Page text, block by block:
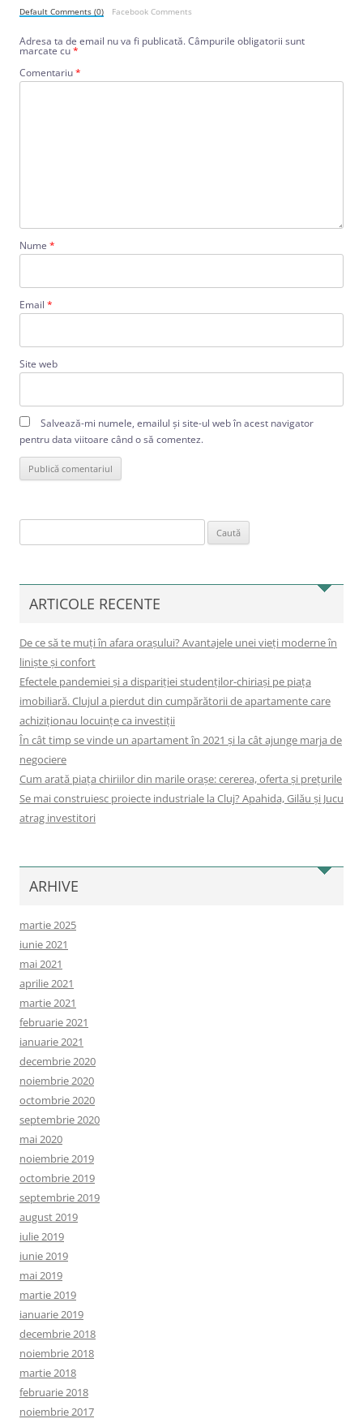
Default Comments (0) Facebook Comments
Adresa ta de email nu va fi publicată.Câmpurile obligatorii sunt
marcate cu*
Comentariu*
Nume *
Email *
Site web
Salvează-mi numele, emailul și site-ul web în acest navigator
pentru data viitoare când o să comentez.
după:
ARTICOLE RECENTE
De ce să te muți în afara orașului? Avantajele unei vieți moderne în
liniște și confort
Efectele pandemiei și a dispariției studenților-chiriași pe piața
imobiliară. Clujul a pierdut din cumpărătorii de apartamente care
achiziționau locuințe ca investiții
În cât timp se vinde un apartament în 2021 și la cât ajunge marja de
negociere
Cum arată piața chiriilor din marile orașe: cererea, oferta și prețurile
Se mai construiesc proiecte industriale la Cluj? Apahida, Gilău și Jucu
atrag investitori
ARHIVE
martie 2025
iunie 2021
mai 2021
aprilie 2021
martie 2021
februarie 2021
ianuarie 2021
decembrie 2020
noiembrie 2020
octombrie 2020
septembrie 2020
mai 2020
noiembrie 2019
octombrie 2019
septembrie 2019
august 2019
iulie 2019
iunie 2019
mai 2019
martie 2019
ianuarie 2019
decembrie 2018
noiembrie 2018
martie 2018
februarie 2018
noiembrie 2017